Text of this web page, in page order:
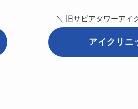
＼ 旧サピアタワーアイ
アイクリニ